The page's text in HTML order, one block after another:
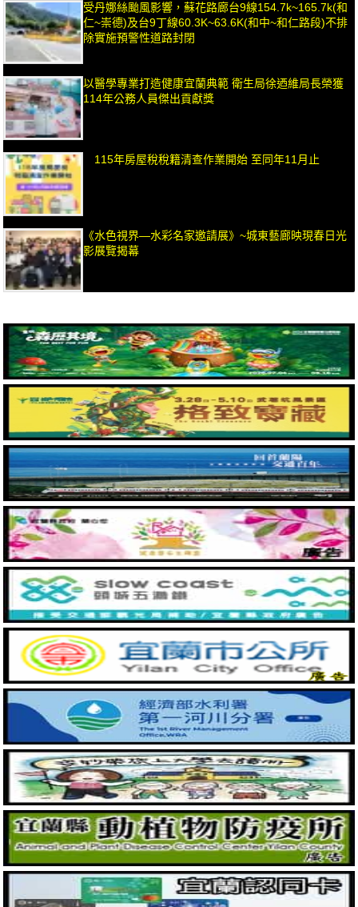
受丹娜絲颱風影響，蘇花路廊台9線154.7k~165.7k(和
仁~崇德)及台9丁線60.3K~63.6K(和中~和仁路段)不排
除實施預警性道路封閉
以醫學專業打造健康宜蘭典範 衛生局徐迺維局長榮獲
114年公務人員傑出貢獻獎
115年房屋稅稅籍清查作業開始 至同年11月止
《水色視界—水彩名家邀請展》~城東藝廊映現春日光
影展覽揭幕